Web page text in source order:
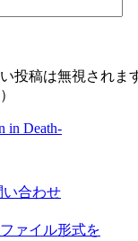
投稿は無視されま
い合わせ
ァイル形式を